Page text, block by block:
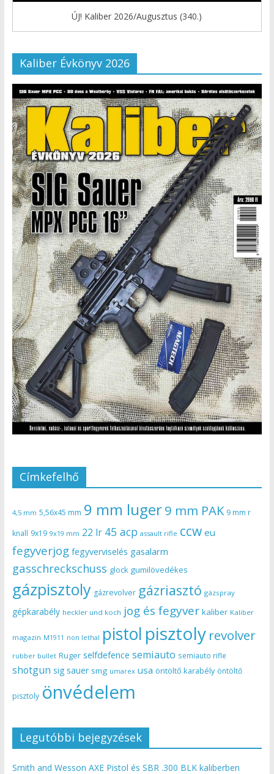
ÚJ! Kaliber 2026/Augusztus (340.)
Kaliber Évkönyv 2026
Címkefelhő
4,5 mm 5,56x45 mm 9 mm luger9 mm PAK 9 mm r
knall 9x19 9x19 mm 22 lr 45 acp assault rifle ccw eu
fegyverjog fegyverviselés gasalarm
gasschreckschuss glock gumilövedékes
gázpisztoly gázrevolver gázriasztó gázspray
gépkarabély heckler und koch jog és fegyver kaliber Kaliber
magazin M1911 non lethal pistol pisztoly revolver
rubber bullet Ruger selfdefence semiauto semiauto rifle
shotgun sig sauer smg umarex usa öntöltő karabély öntöltő
pisztoly önvédelem
Legutóbbi bejegyzések
Smith and Wesson AXE Pistol és SBR .300 BLK kaliberben